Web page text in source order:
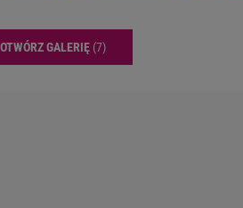
OTWÓRZ GALERIĘ (7)